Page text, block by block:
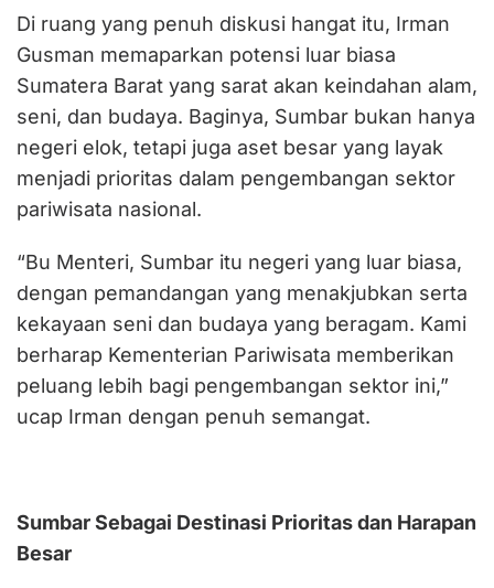
Di ruang yang penuh diskusi hangat itu, Irman
Gusman memaparkan potensi luar biasa
Sumatera Barat yang sarat akan keindahan alam,
seni, dan budaya. Baginya, Sumbar bukan hanya
negeri elok, tetapi juga aset besar yang layak
menjadi prioritas dalam pengembangan sektor
pariwisata nasional.
“Bu Menteri, Sumbar itu negeri yang luar biasa,
dengan pemandangan yang menakjubkan serta
kekayaan seni dan budaya yang beragam. Kami
berharap Kementerian Pariwisata memberikan
peluang lebih bagi pengembangan sektor ini,”
ucap Irman dengan penuh semangat.
Sumbar Sebagai Destinasi Prioritas dan Harapan
Besar